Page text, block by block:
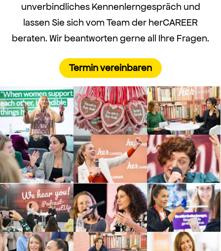
unverbindliches Kennenlerngespräch und
lassen Sie sich vom Team der herCAREER
beraten. Wir beantworten gerne all Ihre Fragen.
Termin vereinbaren